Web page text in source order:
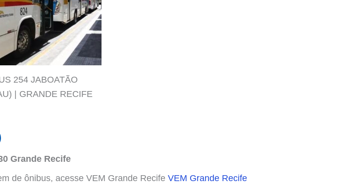
254 JABOATÃO
| GRANDE RECIFE
Grande Recife
de ônibus, acesse VEM Grande Recife VEM Grande Recife